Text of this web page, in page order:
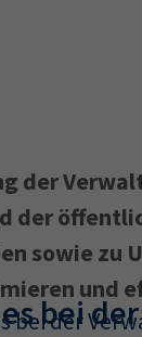
der
der
sowie zu
und
bei der
bei